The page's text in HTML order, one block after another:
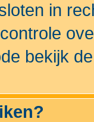
in
bekijk